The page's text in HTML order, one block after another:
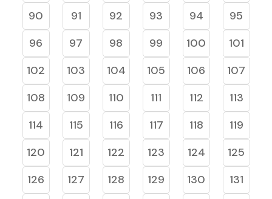
90
91 92 93 94
95
96
97 98 99 100
101
102
103 104 105 106
107
108
109 110 111 112
113
114
115 116 117 118
119
120
121 122 123 124
125
126
127 128 129 130
131